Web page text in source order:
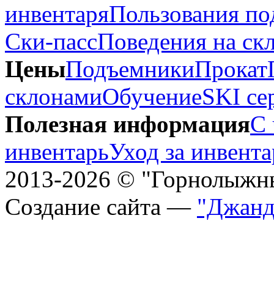
инвентаряПользования
Ски-пассПоведения на
ЦеныПодъемникиПрокат
склонамиОбучениеSKI
Полезная информацияС
инвентарьУход за
2013-2026 ©
Создание сайта —